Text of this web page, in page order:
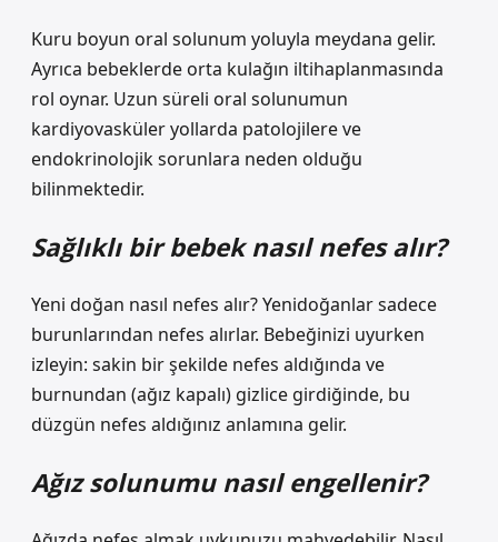
Kuru boyun oral solunum yoluyla meydana gelir.
Ayrıca bebeklerde orta kulağın iltihaplanmasında
rol oynar. Uzun süreli oral solunumun
kardiyovasküler yollarda patolojilere ve
endokrinolojik sorunlara neden olduğu
bilinmektedir.
Sağlıklı bir bebek nasıl nefes alır?
Yeni doğan nasıl nefes alır? Yenidoğanlar sadece
burunlarından nefes alırlar. Bebeğinizi uyurken
izleyin: sakin bir şekilde nefes aldığında ve
burnundan (ağız kapalı) gizlice girdiğinde, bu
düzgün nefes aldığınız anlamına gelir.
Ağız solunumu nasıl engellenir?